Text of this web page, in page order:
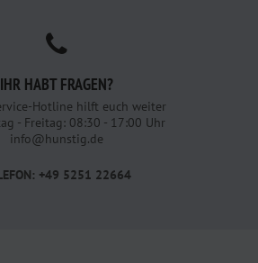
IHR HABT FRAGEN?
Hotline hilft euch weiter
- Freitag: 08:30 - 17:00 Uhr
info@hunstig.de
+49 5251 22664